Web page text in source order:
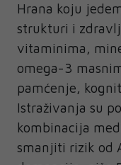
Hrana koju
strukturi i
vitaminima,
omega-3
pamćenje,
Istraživanja su
kombinacija
smanjiti rizik od